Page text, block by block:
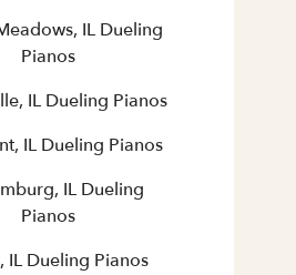
IL Dueling
Pianos
IL Dueling Pianos
IL Dueling Pianos
IL Dueling
Pianos
IL Dueling Pianos